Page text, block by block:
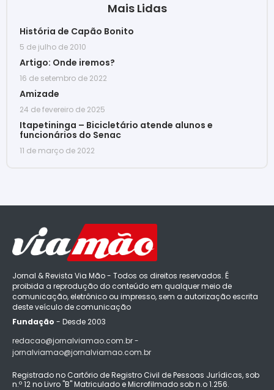
Mais Lidas
História de Capão Bonito
5 de julho de 2010
Artigo: Onde iremos?
16 de setembro de 2022
Amizade
24 de fevereiro de 2025
Itapetininga – Bicicletário atende alunos e
funcionários do Senac
11 de março de 2022
Jornal & Revista Via Mão - Todos os direitos reservados. É
proibida a reprodução do conteúdo em qualquer meio de
comunicação, eletrônico ou impresso, sem a autorização escrita
deste veículo de comunicação
Fundação - Desde 2003
redacao@jornalviamao.com.br -
jornalviamao@jornalviamao.com.br
Registrado no Cartório de Registro Civil de Pessoas Jurídicas, sob
n.º 12 no Livro "B" Matriculado e Microfilmado sob n.o 1.256.